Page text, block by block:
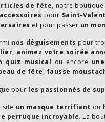
de fête, notre boutique
pour Saint-
et pour passer un
nos déguisements pour
animez votre soirée
quiz musical ou encore
de fête, fausse
pour les passionnés de
site un masque terrifiant ou
perruque incroyable. La